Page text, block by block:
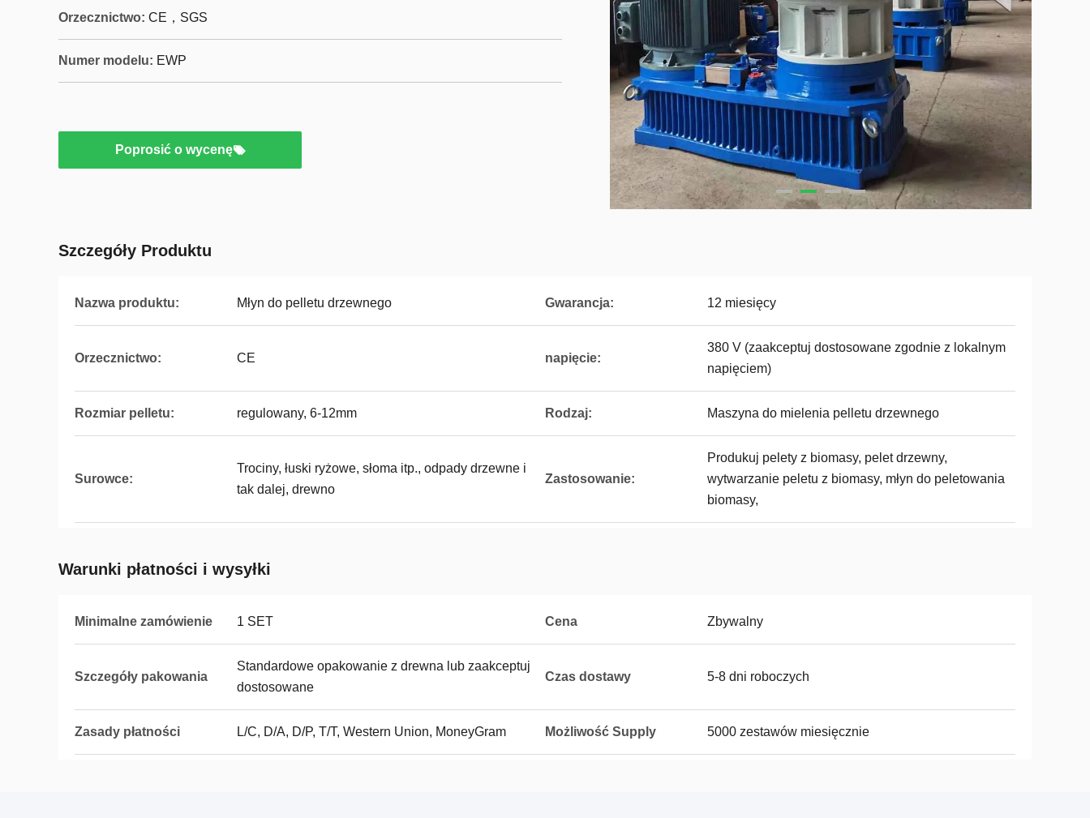
Orzecznictwo: CE，SGS
Numer modelu: EWP
Poprosić o wycenę
Szczegóły Produktu
Nazwa produktu: Młyn do pelletu drzewnego Gwarancja: 12 miesięcy
Orzecznictwo: CE napięcie:
380 V (zaakceptuj dostosowane zgodnie z lokalnym
napięciem)
Rozmiar pelletu: regulowany, 6-12mm Rodzaj: Maszyna do mielenia pelletu drzewnego
Surowce:
Trociny, łuski ryżowe, słoma itp., odpady drzewne i
tak dalej, drewno
Zastosowanie:
Produkuj pelety z biomasy, pelet drzewny,
wytwarzanie peletu z biomasy, młyn do peletowania
biomasy,
Warunki płatności i wysyłki
Minimalne zamówienie 1 SET Cena Zbywalny
Szczegóły pakowania
Standardowe opakowanie z drewna lub zaakceptuj
dostosowane
Czas dostawy 5-8 dni roboczych
Zasady płatności L/C, D/A, D/P, T/T, Western Union, MoneyGram Możliwość Supply 5000 zestawów miesięcznie